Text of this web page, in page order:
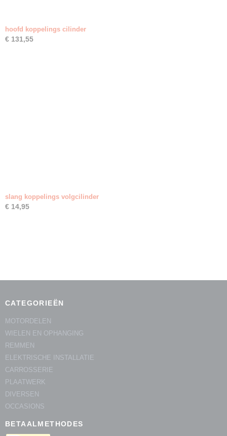
hoofd koppelings cilinder
€ 131,55
slang koppelings volgcilinder
€ 14,95
CATEGORIEËN
MOTORDELEN
WIELEN EN OPHANGING
REMMEN
ELEKTRISCHE INSTALLATIE
CARROSSERIE
PLAATWERK
DIVERSEN
OCCASIONS
BETAALMETHODES